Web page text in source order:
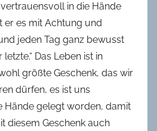
in die Hände
es mit Achtung und
jeden Tag ganz bewusst
Das Leben ist in
größte Geschenk, das wir
dürfen, es ist uns
Hände gelegt worden, damit
diesem Geschenk auch